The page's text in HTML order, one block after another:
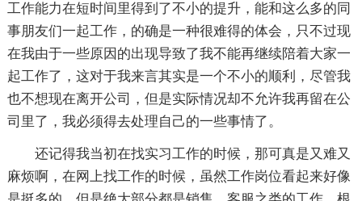
工作能力在短时间里得到了不小的提升，能和这么多的同
事朋友们一起工作，的确是一种很难得的体会，只不过现
在我由于一些原因的出现导致了我不能再继续陪着大家一
起工作了，这对于我来言其实是一个不小的顺利，尽管我
也不想现在离开公司，但是实际情况却不允许我再留在公
司里了，我必须得去处理自己的一些事情了。
还记得我当初在找实习工作的时候，那可真是又难又
麻烦啊，在网上找工作的时候，虽然工作岗位看起来好像